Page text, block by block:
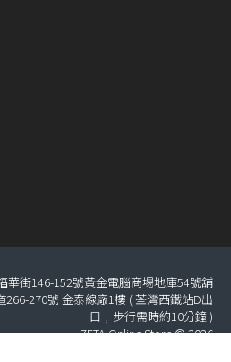
華街146-152號黃金電腦商埸地庫54號舖
270號 金泰線廠1樓 ( 荃灣西鐵站D出
口﹐步行需時約10分鐘 )
ZETA Online Store © 2026